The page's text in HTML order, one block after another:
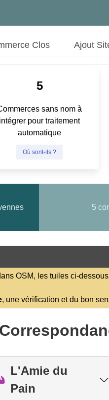
Clos Ajout
5
sans nom à
intégrer pour traitement
automatique
Où sont-ils ?
5
OSM, les tuiles ci-
, une vérification et du bon
L'Amie du
Pain